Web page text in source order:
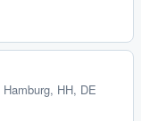
Hamburg, HH, DE